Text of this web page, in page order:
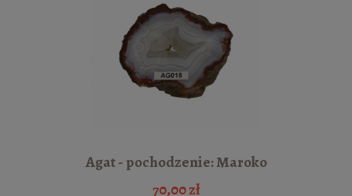
Agat - pochodzenie: Maroko
70,00 zł